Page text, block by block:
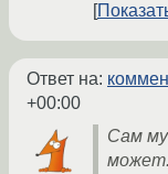
Ответ на:
+00:00
Сам
может.